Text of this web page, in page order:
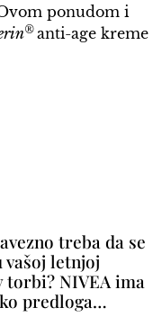
ponudom i
® anti-age kreme
treba da se
vašoj letnjoj
torbi? NIVEA ima
predloga…